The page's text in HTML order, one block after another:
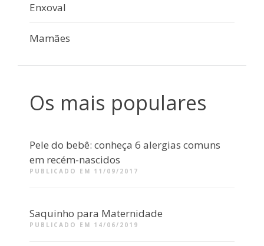
Enxoval
Mamães
Os mais populares
Pele do bebê: conheça 6 alergias comuns
em recém-nascidos
PUBLICADO EM 11/09/2017
Saquinho para Maternidade
PUBLICADO EM 14/06/2019